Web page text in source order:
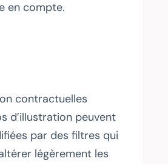
en compte.
contractuelles
d’illustration peuvent
par des filtres qui
légèrement les